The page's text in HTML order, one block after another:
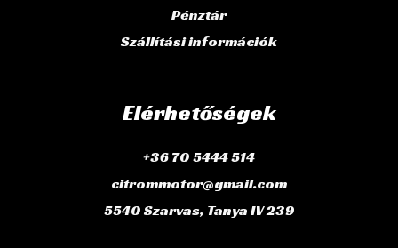
Pénztár
Szállítási információk
Elérhetőségek
+36 70 5444 514
citrommotor@gmail.com
5540 Szarvas, Tanya IV 239